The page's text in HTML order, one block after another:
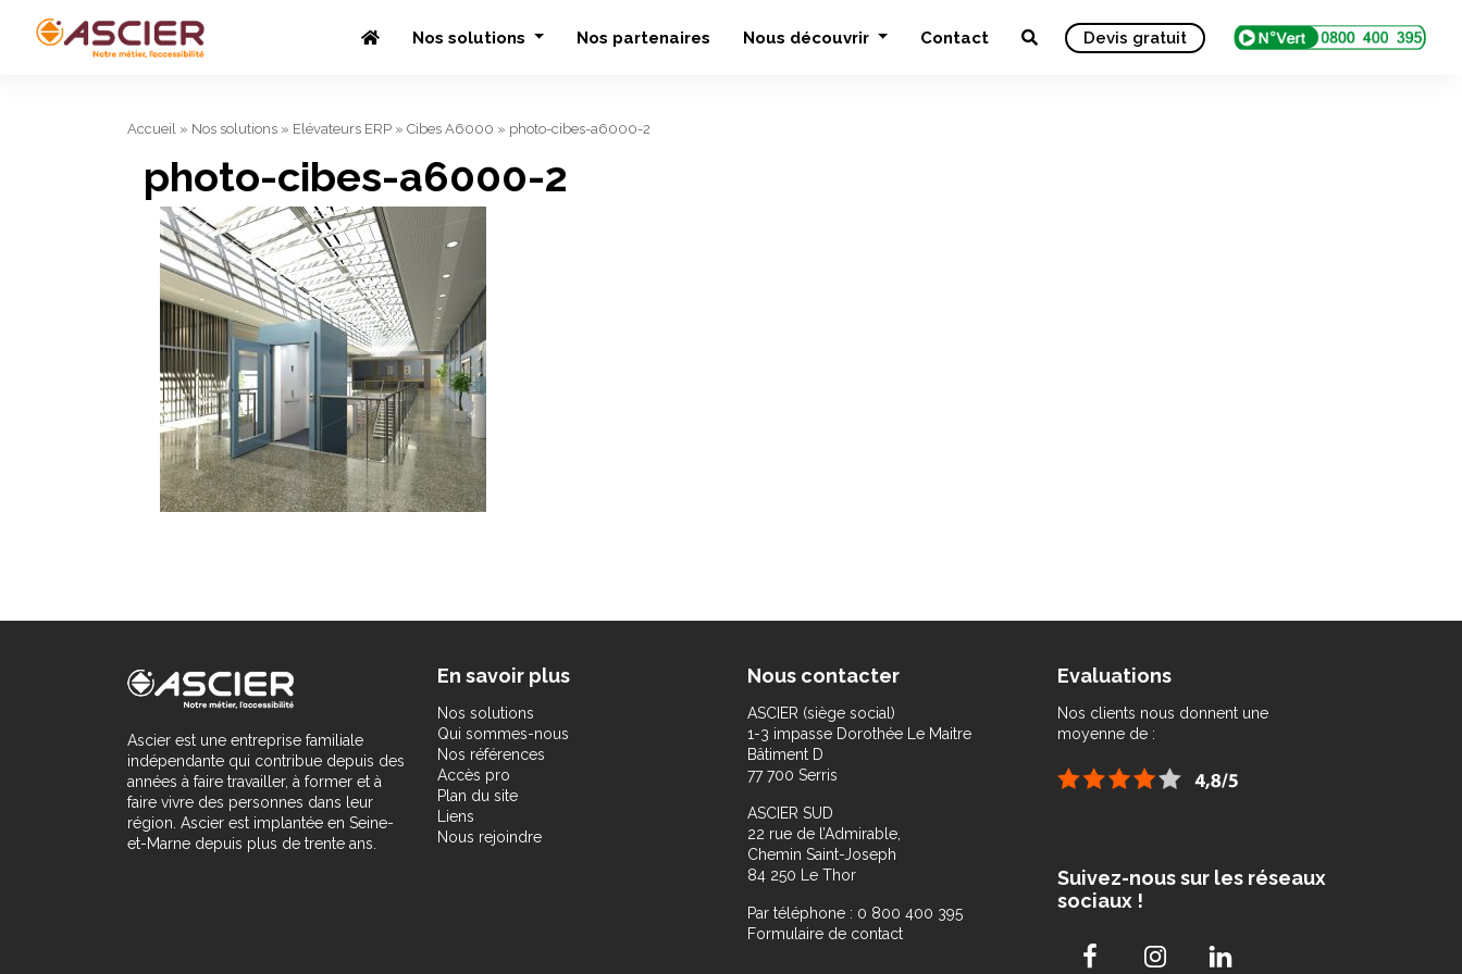
Nos solutions Nos partenaires Nous découvrir Contact Devis gratuit
Accueil » Nos solutions » Elévateurs ERP » Cibes A6000 » photo-cibes-a6000-2
photo-cibes-a6000-2
Ascier est une entreprise familiale
indépendante qui contribue depuis des
années à faire travailler, à former et à
faire vivre des personnes dans leur
région. Ascier est implantée en Seine-
et-Marne depuis plus de trente ans.
En savoir plus
Nos solutions
Qui sommes-nous
Nos références
Accès pro
Plan du site
Liens
Nous rejoindre
Nous contacter
ASCIER (siège social)
1-3 impasse Dorothée Le Maitre
Bâtiment D
77 700 Serris
ASCIER SUD
22 rue de l’Admirable,
Chemin Saint-Joseph
84 250 Le Thor
Par téléphone : 0 800 400 395
Formulaire de contact
Evaluations
Nos clients nous donnent une
moyenne de :
Suivez-nous sur les réseaux
sociaux !